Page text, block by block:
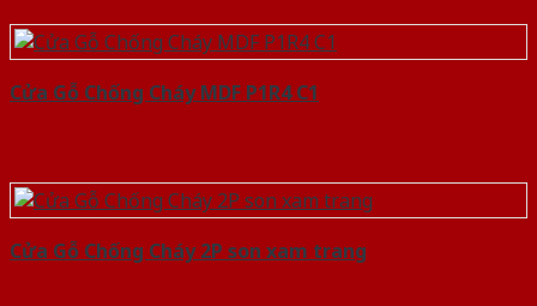
Cửa Gỗ Chống Cháy MDF P1R4 C1
Cửa Gỗ Chống Cháy 2P son xam trang